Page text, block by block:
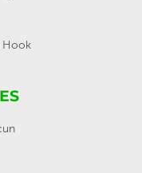
Hook